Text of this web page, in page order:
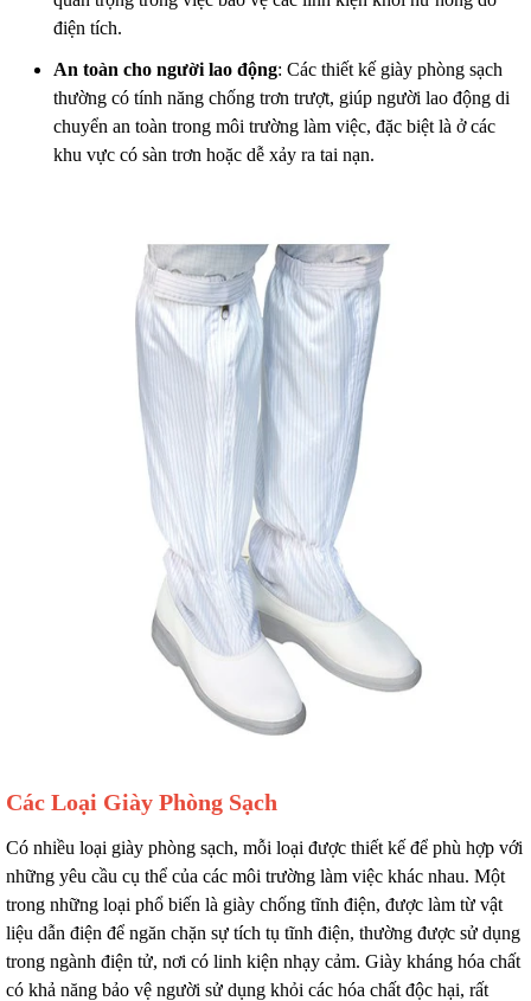
điện tích.
An toàn cho người lao động: Các thiết kế giày phòng sạch
thường có tính năng chống trơn trượt, giúp người lao động di
chuyển an toàn trong môi trường làm việc, đặc biệt là ở các
khu vực có sàn trơn hoặc dễ xảy ra tai nạn.
Các Loại Giày Phòng Sạch
Có nhiều loại giày phòng sạch, mỗi loại được thiết kế để phù hợp với
những yêu cầu cụ thể của các môi trường làm việc khác nhau. Một
trong những loại phổ biến là giày chống tĩnh điện, được làm từ vật
liệu dẫn điện để ngăn chặn sự tích tụ tĩnh điện, thường được sử dụng
trong ngành điện tử, nơi có linh kiện nhạy cảm. Giày kháng hóa chất
có khả năng bảo vệ người sử dụng khỏi các hóa chất độc hại, rất